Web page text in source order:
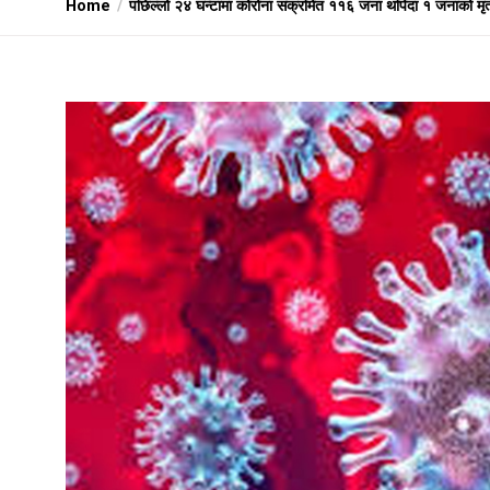
Home पछिल्लो २४ घन्टामा कोरोना संक्रमित ११६ जना थपिदा १ जनाको